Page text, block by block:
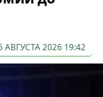
АВГУСТА 2026 19:42